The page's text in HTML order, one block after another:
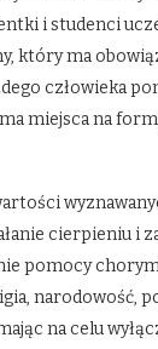
i studenci
który ma
człowieka
miejsca na
cierpieniu i
pomocy
narodowość,
na celu